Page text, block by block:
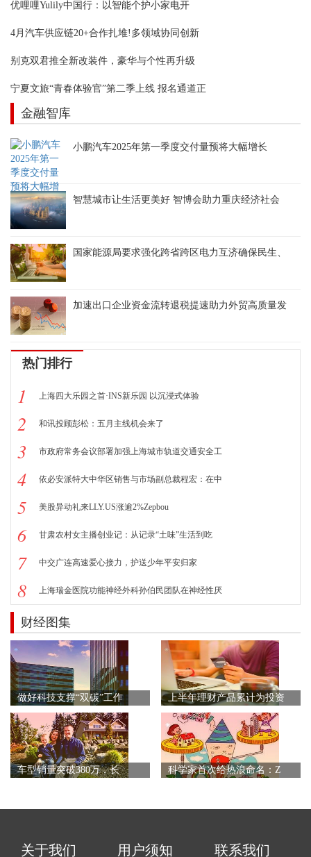
优哩哩Yulily中国行：以智能个护小家电开
4月汽车供应链20+合作扎堆!多领域协同创新
别克双君推全新改装件，豪华与个性再升级
宁夏文旅“青春体验官”第二季上线 报名通道正
金融智库
小鹏汽车2025年第一季度交付量预将大幅增长
智慧城市让生活更美好 智博会助力重庆经济社会
国家能源局要求强化跨省跨区电力互济确保民生、
加速出口企业资金流转退税提速助力外贸高质量发
热门排行
1 上海四大乐园之首·INS新乐园 以沉浸式体验
2 和讯投顾彭松：五月主线机会来了
3 市政府常务会议部署加强上海城市轨道交通安全工
4 依必安派特大中华区销售与市场副总裁程宏：在中
5 美股异动礼来LLY.US涨逾2%Zepbou
6 甘肃农村女主播创业记：从记录“土味”生活到吃
7 中交广连高速爱心接力，护送少年平安归家
8 上海瑞金医院功能神经外科孙伯民团队在神经性厌
财经图集
做好科技支撑“双碳”工作 上半年理财产品累计为投资
车型销量突破380万，长 科学家首次给热浪命名：Z
关于我们 用户须知 联系我们